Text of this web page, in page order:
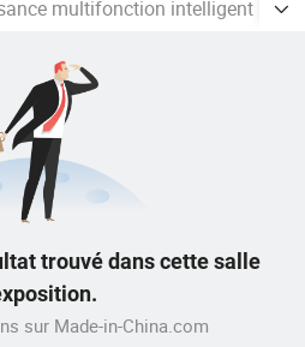
multifonction intelligent
trouvé dans cette salle
sur Made-in-China.com